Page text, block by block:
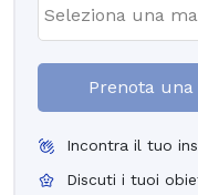
Prenota
Incontra il tuo
Discuti i tuoi